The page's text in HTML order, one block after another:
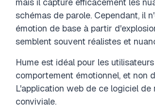
schémas de parole. Cependant, il
émotion de base à partir
semblent souvent réalistes et
Hume est idéal pour les
comportement émotionnel, et non
L'application web de ce logiciel
conviviale.